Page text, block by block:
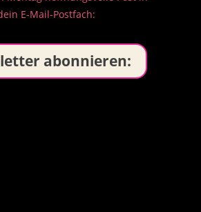
E-Mail-Postfach:
abonnieren: